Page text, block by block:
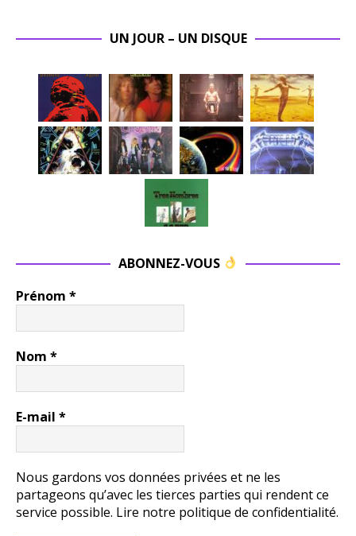
UN JOUR – UN DISQUE
ABONNEZ-VOUS
Prénom *
Nom *
E-mail *
Nous gardons vos données privées et ne les
partageons qu’avec les tierces parties qui rendent ce
service possible. Lire notre politique de confidentialité.